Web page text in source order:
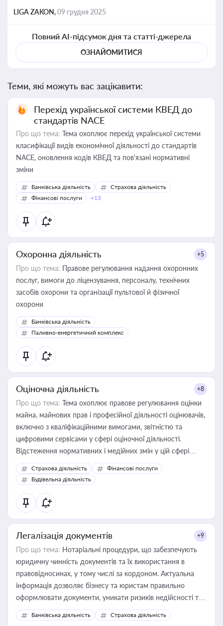
LIGA ZAKON,09 грудня 2025
Повний AI-підсумок дня та статті-джерела
ОЗНАЙОМИТИСЯ
Теми, які можуть вас зацікавити:
Перехід української системи КВЕД до
стандартів NACE
Про що тема: Тема охоплює перехід української системи
класифікації видів економічної діяльності до стандартів
NACE, оновлення кодів КВЕД та пов'язані нормативні
зміни
Банківська діяльність
Страхова діяльність
Фінансові послуги
+13
Охоронна діяльність +5
Про що тема: Правове регулювання надання охоронних
послуг, вимоги до ліцензування, персоналу, технічних
засобів охорони та організації пультової й фізичної
охорони
Банківська діяльність
Паливно-енергетичний комплекс
Оціночна діяльність +8
Про що тема: Тема охоплює правове регулювання оцінки
майна, майнових прав і професійної діяльності оцінювачів,
включно з кваліфікаційними вимогами, звітністю та
цифровими сервісами у сфері оціночної діяльності.
Відстеження нормативних і медійних змін у цій сфері
корисне для власника бізнесу, керівника, юриста або
бухгалтера під час оподаткування, приватизації, оренди
державного майна, корпоративних угод і перевірки
статусу суб'єктів оціночної діяльності
Страхова діяльність
Фінансові послуги
Будівельна діяльність
Легалізація документів +9
Про що тема: Нотаріальні процедури, що забезпечують
юридичну чинність документів та їх використання в
правовідносинах, у тому числі за кордоном. Актуальна
інформація дозволяє бізнесу та юристам правильно
оформлювати документи, уникати ризиків недійсності та
забезпечувати їх належне прийняття органами влади та
контрагентами
Банківська діяльність Страхова діяльність